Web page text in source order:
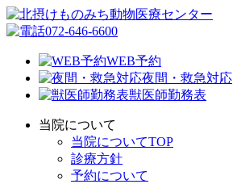
072-646-6600
WEB予約
夜間・救急対応
獣医師勤務表
当院について
当院についてTOP
診療方針
予約について